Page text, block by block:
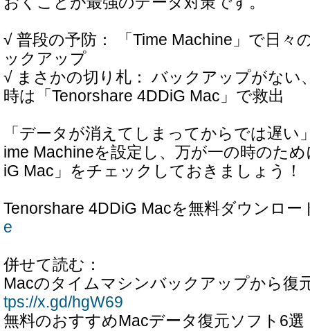
√ 普段の予防： 「Time Machine」で日々
ックアップ
√ まさかの切り札： バックアップがない
時は「Tenorshare 4DDiG Mac」で救出
「データが消えてしまってからでは遅い
ime Machineを設定し、万が一の時のた
iG Mac」をチェックしておきましょう！
Tenorshare 4DDiG Macを無料ダウンロー
e
併せて読む：
Macのタイムマシンバックアップから復
tps://x.gd/hgW69
無料のおすすめMacデータ復元ソフト6選